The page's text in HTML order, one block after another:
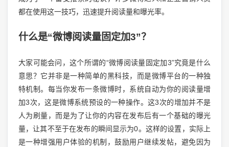
都在使用这一技巧，迅速提升阅读量和曝光率。
什么是“微博阅读量固定加3”？
大家可能会问，这个所谓的“微博阅读量固定加3”究竟是什么
意思？它并非是一种简单的黑科技，而是微博平台的一种独
特机制。每当你发布一条微博时，系统自动为你的阅读量增
加3次，这是微博系统预设的一种操作。这3次的增加并不是
人为刷量，而是为了让你的内容在发布后有一个基础的曝光
量，让其不至于在发布的瞬间显示为0。这样的设置，实际上
是一种增强用户体验的机制，鼓励用户继续发帖，避免因为